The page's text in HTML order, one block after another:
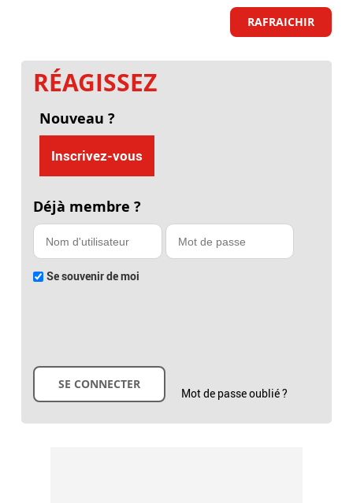
RAFRAICHIR
RÉAGISSEZ
Nouveau ?
Inscrivez-vous
Déjà membre ?
Se souvenir de moi
Mot de passe oublié ?